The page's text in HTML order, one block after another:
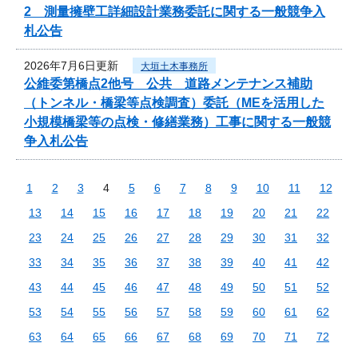
2 測量擁壁工詳細設計業務委託に関する一般競争入
札公告
2026年7月6日更新 大垣土木事務所
公維委第橋点2他号 公共 道路メンテナンス補助
（トンネル・橋梁等点検調査）委託（MEを活用した
小規模橋梁等の点検・修繕業務）工事に関する一般競
争入札公告
1 2 3 4 5 6 7 8 9 10 11
12
13
14 15 16 17 18 19 20 21
22
23
24 25 26 27 28 29 30 31
32
33
34 35 36 37 38 39 40 41
42
43
44 45 46 47 48 49 50 51
52
53
54 55 56 57 58 59 60 61
62
63
64 65 66 67 68 69 70 71
72